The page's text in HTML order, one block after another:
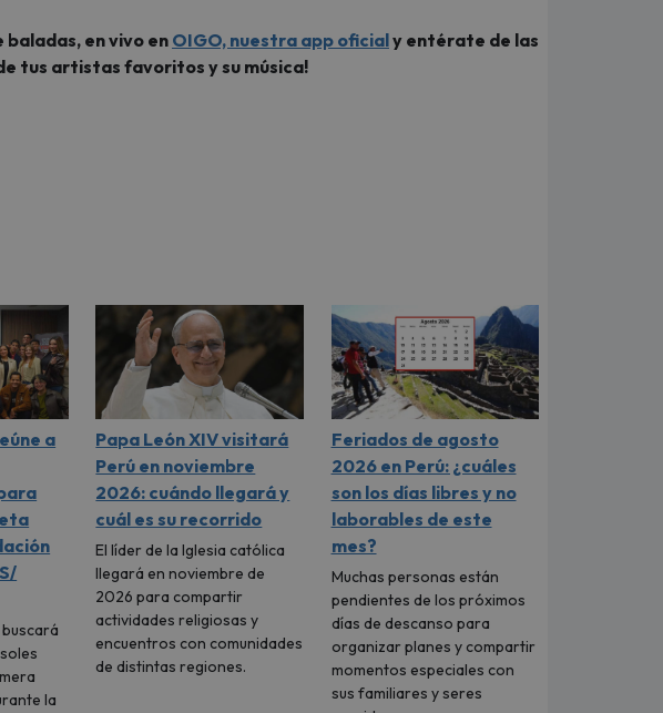
baladas, en vivo enOIGO, nuestra app oficialy entérate de las
tus artistas favoritos y su música!
a
la
Papa León XIV visitará
Perú en noviembre
2026: cuándo llegará y
cuál es su recorrido
El líder de la Iglesia católica
llegará en noviembre de
2026 para compartir
actividades religiosas y
encuentros con comunidades
de distintas regiones.
Feriados de agosto
2026 en Perú: ¿cuáles
son los días libres y no
laborables de este
mes?
Muchas personas están
pendientes de los próximos
días de descanso para
organizar planes y compartir
momentos especiales con
sus familiares y seres